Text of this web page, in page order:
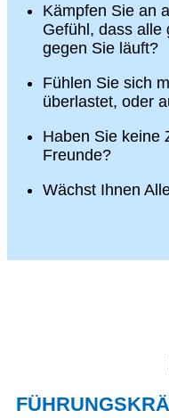
Kämpfen Sie an
Gefühl, dass alle
gegen Sie läuft?
Fühlen Sie sich
überlastet, oder
Haben Sie keine
Freunde?
Wächst Ihnen